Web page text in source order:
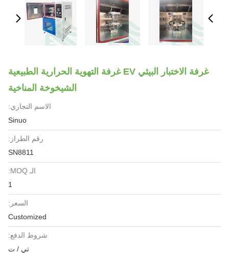
غرفة الاختبار البيئي EV غرفة التهوية الحرارية الطبيعية
الشيخوخة المناخية
الاسم التجاري:
Sinuo
رقم الطراز:
SN8811
الـ MOQ:
السعر:
Customized
شروط الدفع:
تي / ت